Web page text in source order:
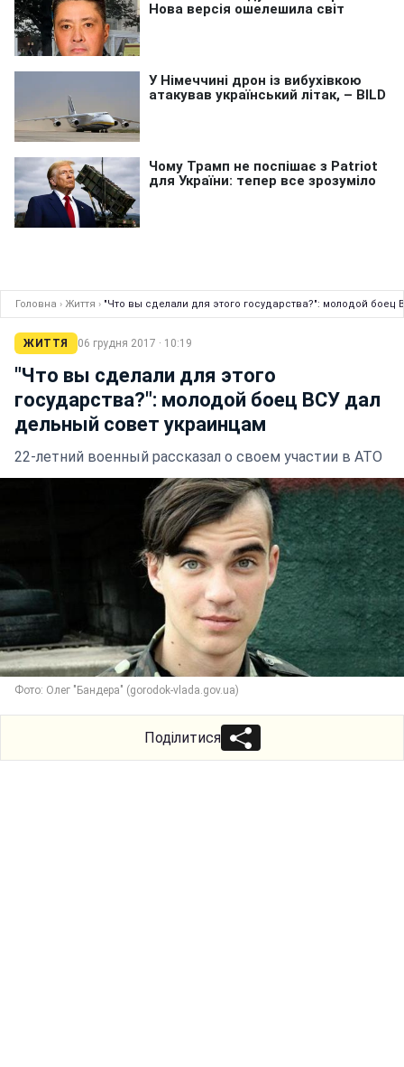
Головна › Життя › "Что вы сделали для этого государства?": молодой
ЖИТТЯ 06 грудня 2017 · 10:19
"Что вы сделали для этого
государства?": молодой боец ВСУ дал
дельный совет украинцам
22-летний военный рассказал о своем участии в АТО
Фото: Олег "Бандера" (gorodok-vlada.gov.ua)
Поділитися